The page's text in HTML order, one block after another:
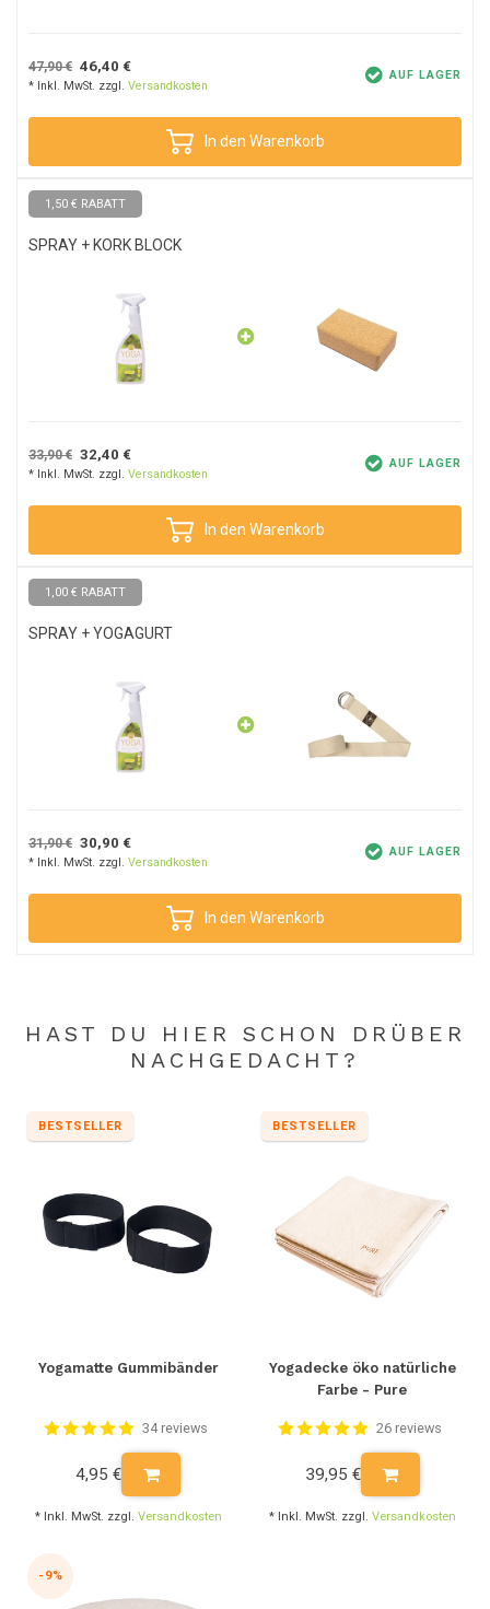
47,90 € 46,40 €
* Inkl. MwSt. zzgl. Versandkosten
AUF LAGER
In den Warenkorb
1,50 € RABATT
SPRAY + KORK BLOCK
33,90 € 32,40 €
* Inkl. MwSt. zzgl. Versandkosten
AUF LAGER
In den Warenkorb
1,00 € RABATT
SPRAY + YOGAGURT
31,90 € 30,90 €
* Inkl. MwSt. zzgl. Versandkosten
AUF LAGER
In den Warenkorb
HAST DU HIER SCHON DRÜBER
NACHGEDACHT?
BESTSELLER
Yogamatte Gummibänder
34 reviews
4,95 €
* Inkl. MwSt. zzgl. Versandkosten
BESTSELLER
Yogadecke öko natürliche
Farbe - Pure
26 reviews
39,95 €
* Inkl. MwSt. zzgl. Versandkosten
-9%